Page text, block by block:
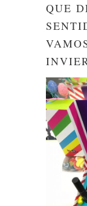
QUE